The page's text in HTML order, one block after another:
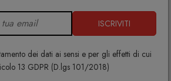
ISCRIVITI
dei dati ai sensi e per gli effetti di cui
13 GDPR (D.lgs 101/2018)